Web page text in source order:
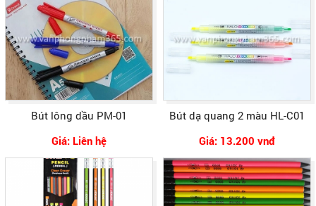
Bút lông dầu PM-01
Giá: Liên hệ
Bút dạ quang 2 màu HL-C01
Giá: 13.200 vnđ